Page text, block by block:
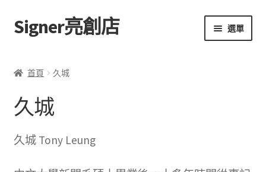
跳
至
覽
跳
至
要
容
Signer亮創店 選單
學校選書（小學）
首頁 久城
久城
久城 Tony Leung